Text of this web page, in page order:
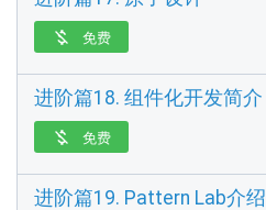
 免费
进阶篇18. 组件化开发简介
 免费
进阶篇19. Pattern Lab介绍